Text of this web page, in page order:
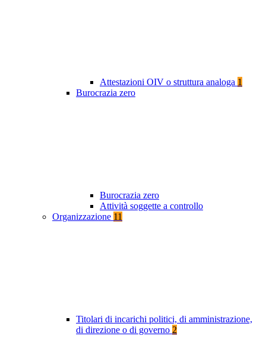
Attestazioni OIV o struttura analoga 1
Burocrazia zero
Burocrazia zero
Attività soggette a controllo
Organizzazione 11
Titolari di incarichi politici, di amministrazione,
di direzione o di governo 2